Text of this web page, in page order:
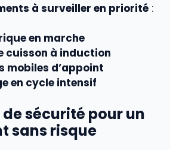
à surveiller en priorité :
en marche
cuisson à induction
mobiles d’appoint
en cycle intensif
de sécurité pour un
sans risque